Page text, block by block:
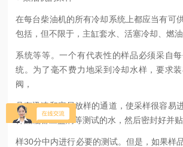
在每台柴油机的所有冷却系统上都应当有可
包括，但不限于，主缸套水、活塞冷却、燃
系统等等。一个有代表性的样品必须采自
统。为了毫不费力地采到冷却水样，要求
阀，
具有迅速和容易放样的通道，使采样很容易
样品瓶都应盛满等测试的水，然后密封好并
样30分中内进行必要的测试。但是，如果样